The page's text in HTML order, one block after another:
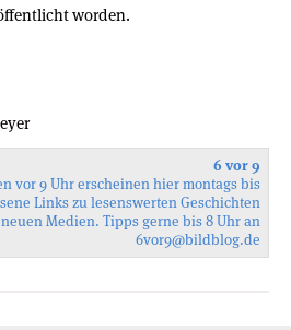
worden.
6 vor 9
vor 9 Uhr erscheinen hier montags bis
Links zu lesenswerten Geschichten
Medien. Tipps gerne bis 8 Uhr an
6vor9@bildblog.de